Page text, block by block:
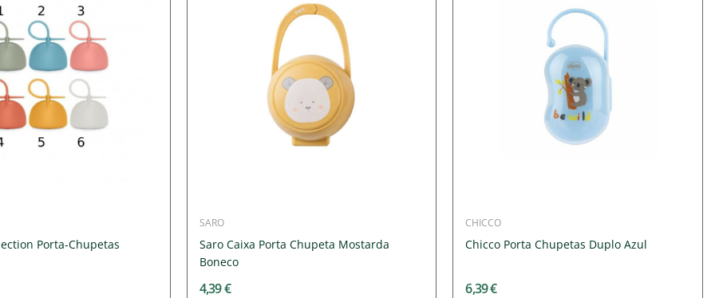
Porta-Chupetas
SARO
Saro Caixa Porta Chupeta Mostarda
Boneco
4,39 €
CHICCO
Chicco Porta Chupetas Duplo Azul
6,39 €